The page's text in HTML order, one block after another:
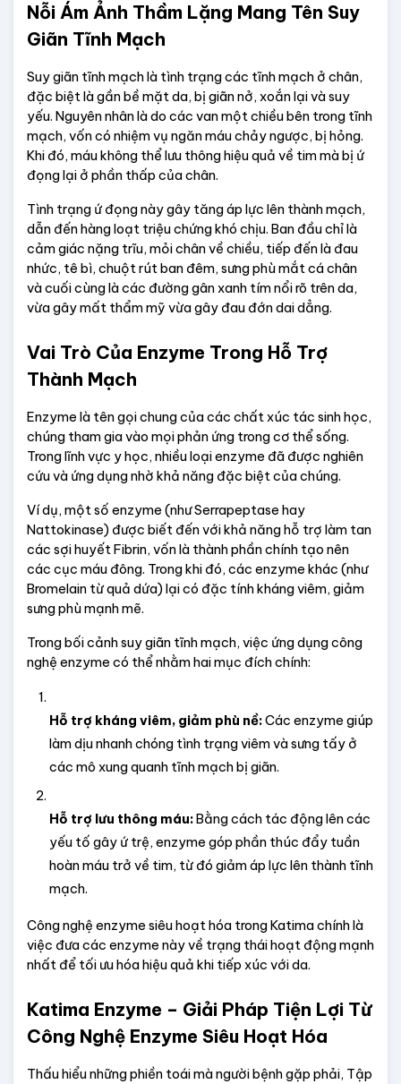
Nỗi Ám Ảnh Thầm Lặng Mang Tên Suy
Giãn Tĩnh Mạch
Suy giãn tĩnh mạch là tình trạng các tĩnh mạch ở chân,
đặc biệt là gần bề mặt da, bị giãn nở, xoắn lại và suy
yếu. Nguyên nhân là do các van một chiều bên trong tĩnh
mạch, vốn có nhiệm vụ ngăn máu chảy ngược, bị hỏng.
Khi đó, máu không thể lưu thông hiệu quả về tim mà bị ứ
đọng lại ở phần thấp của chân.
Tình trạng ứ đọng này gây tăng áp lực lên thành mạch,
dẫn đến hàng loạt triệu chứng khó chịu. Ban đầu chỉ là
cảm giác nặng trĩu, mỏi chân về chiều, tiếp đến là đau
nhức, tê bì, chuột rút ban đêm, sưng phù mắt cá chân
và cuối cùng là các đường gân xanh tím nổi rõ trên da,
vừa gây mất thẩm mỹ vừa gây đau đớn dai dẳng.
Vai Trò Của Enzyme Trong Hỗ Trợ
Thành Mạch
Enzyme là tên gọi chung của các chất xúc tác sinh học,
chúng tham gia vào mọi phản ứng trong cơ thể sống.
Trong lĩnh vực y học, nhiều loại enzyme đã được nghiên
cứu và ứng dụng nhờ khả năng đặc biệt của chúng.
Ví dụ, một số enzyme (như Serrapeptase hay
Nattokinase) được biết đến với khả năng hỗ trợ làm tan
các sợi huyết Fibrin, vốn là thành phần chính tạo nên
các cục máu đông. Trong khi đó, các enzyme khác (như
Bromelain từ quả dứa) lại có đặc tính kháng viêm, giảm
sưng phù mạnh mẽ.
Trong bối cảnh suy giãn tĩnh mạch, việc ứng dụng công
nghệ enzyme có thể nhằm hai mục đích chính:
Hỗ trợ kháng viêm, giảm phù nề: Các enzyme giúp
làm dịu nhanh chóng tình trạng viêm và sưng tấy ở
các mô xung quanh tĩnh mạch bị giãn.
Hỗ trợ lưu thông máu: Bằng cách tác động lên các
yếu tố gây ứ trệ, enzyme góp phần thúc đẩy tuần
hoàn máu trở về tim, từ đó giảm áp lực lên thành tĩnh
mạch.
Công nghệ enzyme siêu hoạt hóa trong Katima chính là
việc đưa các enzyme này về trạng thái hoạt động mạnh
nhất để tối ưu hóa hiệu quả khi tiếp xúc với da.
Katima Enzyme – Giải Pháp Tiện Lợi Từ
Công Nghệ Enzyme Siêu Hoạt Hóa
Thấu hiểu những phiền toái mà người bệnh gặp phải, Tập